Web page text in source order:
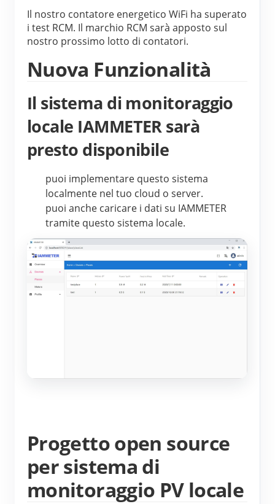
FAQ
Blog
Centro contributori
Attività IAMMETER
Esplora il sito
Classifica FV
Contatto
Chi siamo
Il nostro contatore energetico WiFi ha superato
i test RCM. Il marchio RCM sarà apposto sul
nostro prossimo lotto di contatori.
Nuova Funzionalità
Il sistema di monitoraggio
locale IAMMETER sarà
presto disponibile
puoi implementare questo sistema
localmente nel tuo cloud o server.
puoi anche caricare i dati su IAMMETER
tramite questo sistema locale.
Progetto open source
per sistema di
monitoraggio PV locale